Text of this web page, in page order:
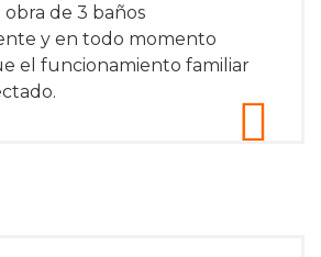
de 3 baños
y en todo momento
el funcionamiento familiar